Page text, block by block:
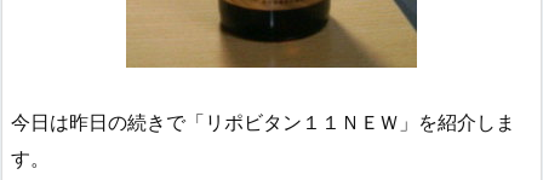
今日は昨日の続きで「リポビタン１１ＮＥＷ」を紹介しま
す。